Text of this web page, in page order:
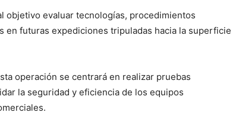
objetivo evaluar tecnologías, procedimientos
en futuras expediciones tripuladas hacia la superficie
operación se centrará en realizar pruebas
la seguridad y eficiencia de los equipos